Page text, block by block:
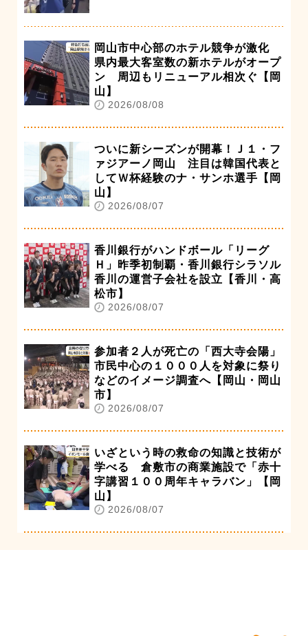
岡山市中心部のホテル競争が激化
県内最大客室数の新ホテルがオープ
ン 周辺もリニューアル相次ぐ【岡
山】
2026/08/08
ついに新シーズンが開幕！Ｊ１・フ
ァジアーノ岡山 注目は韓国代表と
してＷ杯経験のナ・サンホ選手【岡
山】
2026/08/07
香川銀行がハンドボール「リーグ
Ｈ」昨季初制覇・香川銀行シラソル
香川の運営子会社を設立【香川・高
松市】
2026/08/07
参加者２人が死亡の「西大寺会陽」
市民中心の１０００人を対象に祭り
などのイメージ調査へ【岡山・岡山
市】
2026/08/07
いざという時の救命の知識と技術が
学べる 倉敷市の商業施設で「赤十
字講習１００周年キャラバン」【岡
山】
2026/08/07